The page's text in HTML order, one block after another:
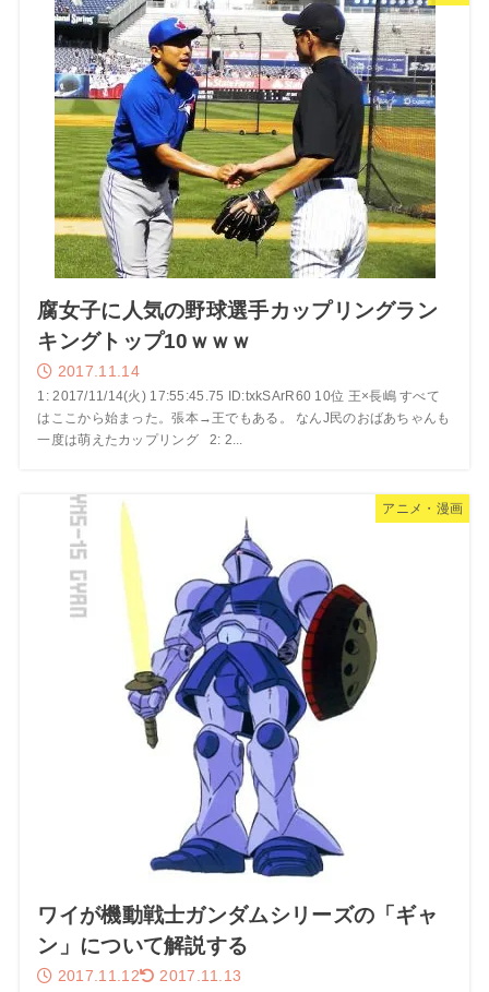
腐女子に人気の野球選手カップリングラン
キングトップ10ｗｗｗ
2017.11.14
1: 2017/11/14(火) 17:55:45.75 ID:txkSArR60 10位 王×長嶋 すべて
はここから始まった。張本→王でもある。 なんJ民のおばあちゃんも
一度は萌えたカップリング 2: 2...
アニメ・漫画
ワイが機動戦士ガンダムシリーズの「ギャ
ン」について解説する
2017.11.12 2017.11.13